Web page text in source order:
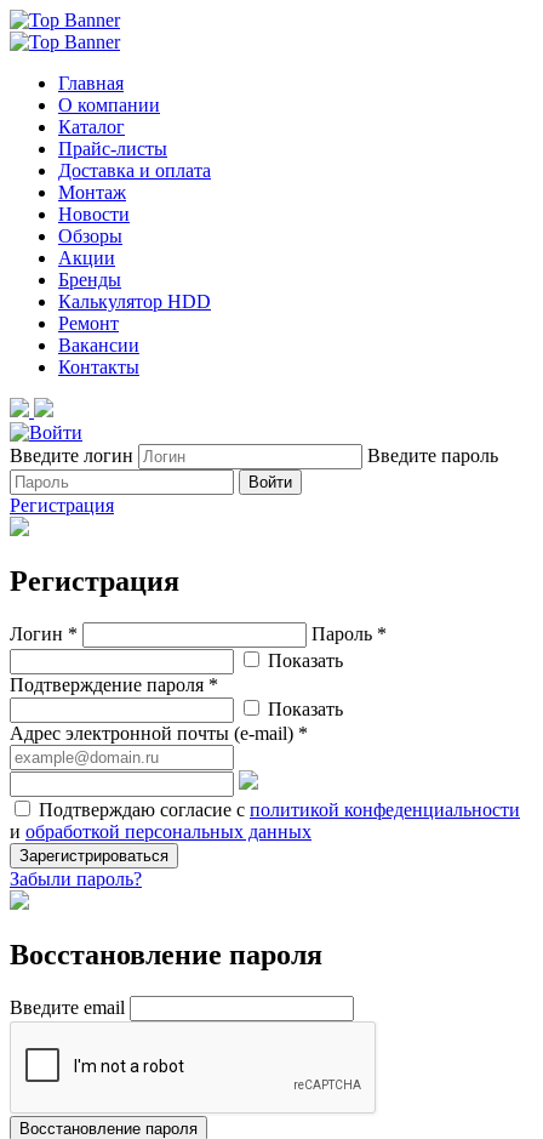
Главная
О компании
Каталог
Прайс-листы
Доставка и оплата
Монтаж
Новости
Обзоры
Акции
Бренды
Калькулятор HDD
Ремонт
Вакансии
Контакты
Введите логин Введите пароль
Войти
Регистрация
Регистрация
Логин *
Пароль *
Показать
Подтверждение пароля *
Показать
Адрес электронной почты (e-mail) *
Подтверждаю согласие с политикой конфеденциальности
и обработкой персональных данных
Зарегистрироваться
Забыли пароль?
Восстановление пароля
Введите email
Восстановление пароля